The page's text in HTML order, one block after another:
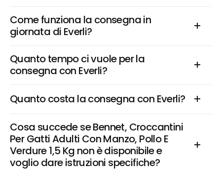
Come funziona la consegna in
giornata di Everli?
Quanto tempo ci vuole per la
consegna con Everli?
Quanto costa la consegna con Everli?
Cosa succede se Bennet, Croccantini
Per Gatti Adulti Con Manzo, Pollo E
Verdure 1,5 Kg non è disponibile e
voglio dare istruzioni specifiche?